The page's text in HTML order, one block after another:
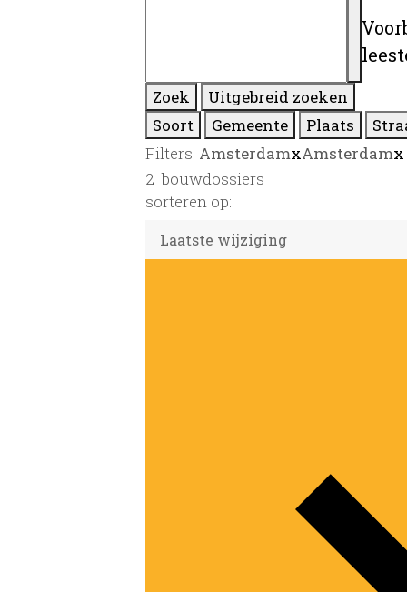
Zoek
Uitgebreid zoeken
Soort
Gemeente Plaats
Filters: AmsterdamxAmsterdamx
2 bouwdossiers
sorteren op: